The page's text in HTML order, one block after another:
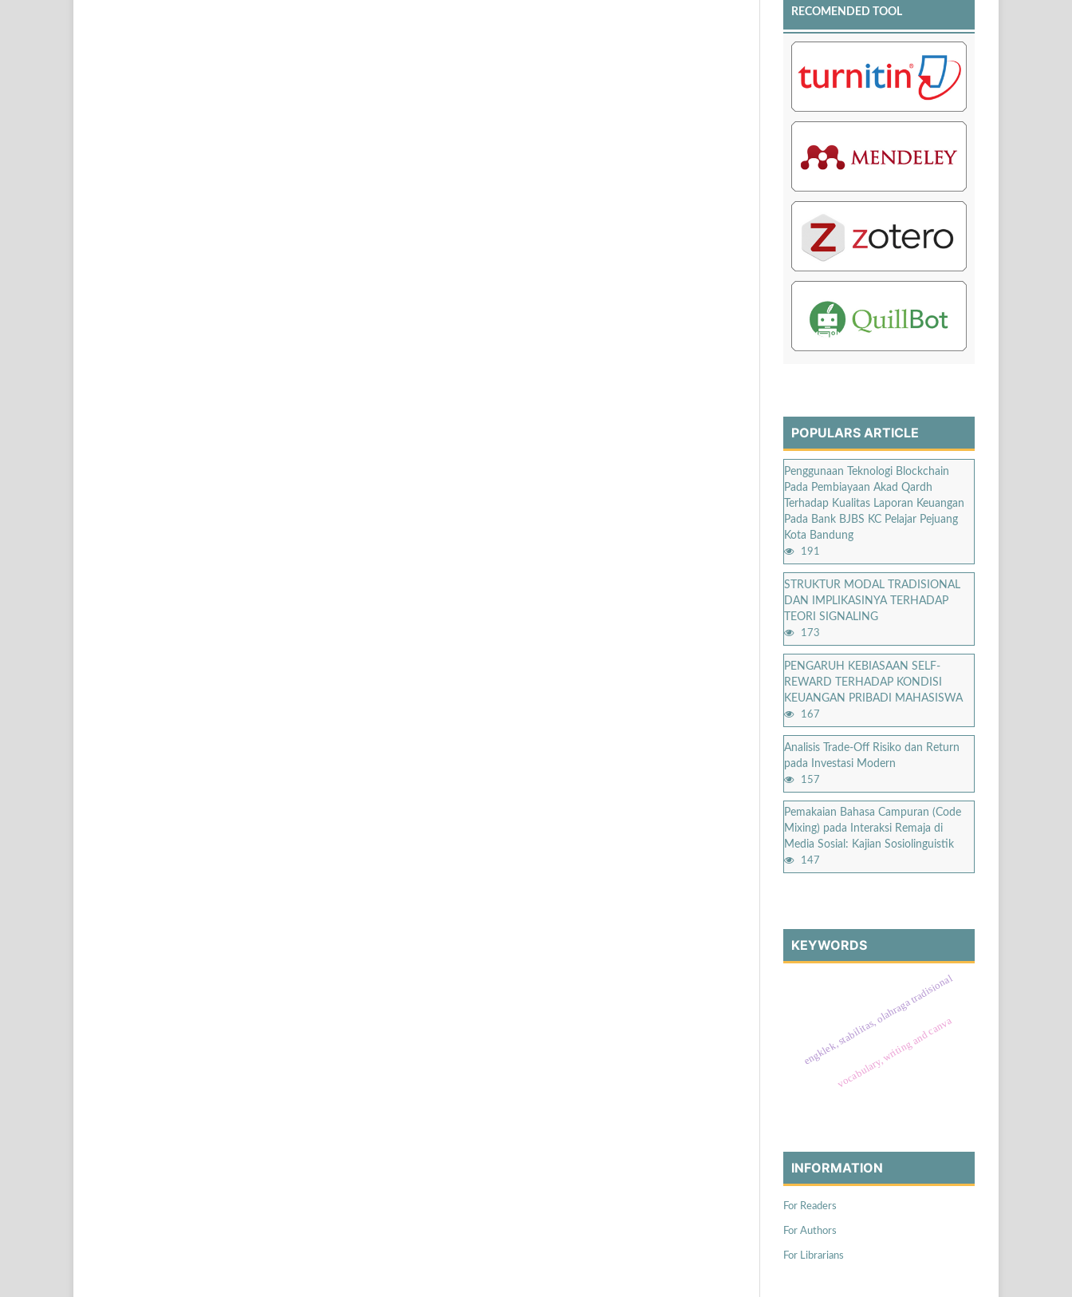
RECOMENDED TOOL
POPULARS ARTICLE
Penggunaan Teknologi Blockchain
Pada Pembiayaan Akad Qardh
Terhadap Kualitas Laporan Keuangan
Pada Bank BJBS KC Pelajar Pejuang
Kota Bandung
191
STRUKTUR MODAL TRADISIONAL
DAN IMPLIKASINYA TERHADAP
TEORI SIGNALING
173
PENGARUH KEBIASAAN SELF-
REWARD TERHADAP KONDISI
KEUANGAN PRIBADI MAHASISWA
167
Analisis Trade-Off Risiko dan Return
pada Investasi Modern
157
Pemakaian Bahasa Campuran (Code
Mixing) pada Interaksi Remaja di
Media Sosial: Kajian Sosiolinguistik
147
KEYWORDS
engklek, stabilitas, olahraga tradisional
vocabulary, writing and canva
INFORMATION
For Readers
For Authors
For Librarians